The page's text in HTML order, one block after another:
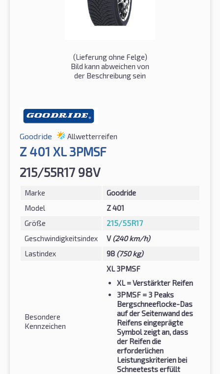
(Lieferung ohne Felge)
Bild kann abweichen von
der Beschreibung sein
Goodride Allwetterreifen
Z 401 XL 3PMSF
215/55R17 98V
Marke
Goodride
Model
Z 401
Größe
215/55R17
Geschwindigkeitsindex
V(240 km/h)
Lastindex
98 (750 kg)
Besondere
Kennzeichen
XL 3PMSF
XL= Verstärkter Reifen
3PMSF = 3 Peaks
Bergschneeflocke-Das
auf der Seitenwand des
Reifens eingeprägte
Symbol zeigt an, dass
der Reifen die
erforderlichen
Leistungskriterien bei
Schneetests erfüllt